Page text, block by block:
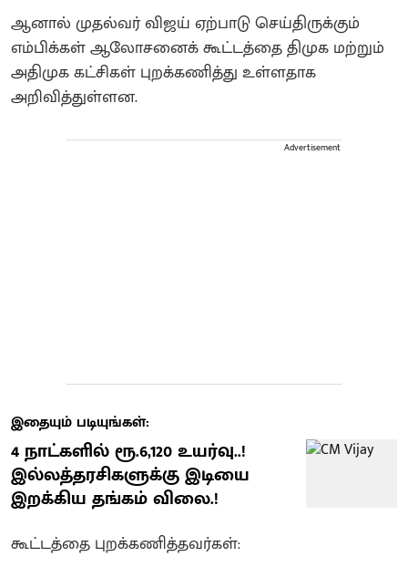
ஆனால் முதல்வர் விஜய் ஏற்பாடு செய்திருக்கும்
எம்பிக்கள் ஆலோசனைக் கூட்டத்தை திமுக மற்றும்
அதிமுக கட்சிகள் புறக்கணித்து உள்ளதாக
அறிவித்துள்ளன.
Advertisement
இதையும் படியுங்கள்:
4 நாட்களில் ரூ.6,120 உயர்வு..!
இல்லத்தரசிகளுக்கு இடியை
இறக்கிய தங்கம் விலை.!
கூட்டத்தை புறக்கணித்தவர்கள்: